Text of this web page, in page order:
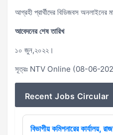
আগ্রহী প্রার্থীদের বিডিজবস অনলাইনের
আবেদনের শেষ তারিখ
১০ জুন,২০২২।
সূত্রঃ NTV Online (08-06-
Recent Jobs Circular
বিভাগীয় কমিশনারের কার্যালয়,